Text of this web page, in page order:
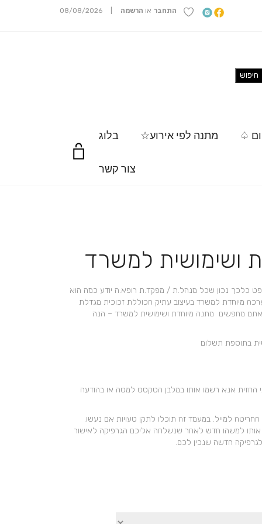
התחבר או הרשמה 08/08/2026
♤ מתנה לפי אירוע☆ בלוג
צור קשר
+
ושימושית למשרד
כלכך נכון שכל מנהל.ת / מפקד.ת רופא.ה יודע כמה הוא
מיוחדת למשרד בעיצוב עתיק הכוללת זכוכית מגדלת
אתם מחפשים מתנה מיוחדת ושימושית למשרד – הנה
בתוספת תשלום
החזית אנא רשמו אותו במלבן הטקסט למטה או בהודעה
למייל. במעמד זה תוכלו לתקן טעויות אם נעשו.
למשהו חדש לאחר שנשלחה אליכם הגרפיקה לאישור